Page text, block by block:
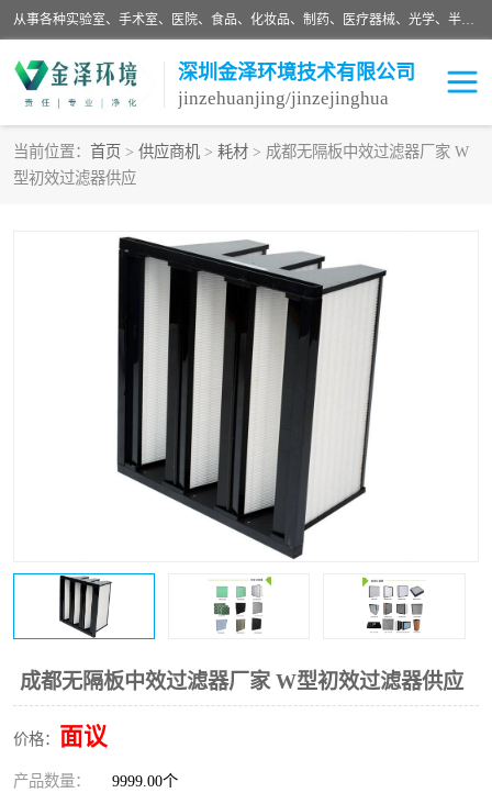
从事各种实验室、手术室、医院、食品、化妆品、制药、医疗器械、光学、半导体、精密电子等无尘车间行业的洁净车间装修设计、净化设备、恒温恒湿空调的设计制作与安装、净化系统工程项目施工及其技术支持服务。
深圳金泽环境技术有限公司
jinzehuanjing/jinzejinghua
当前位置： 首页 > 供应商机 > 耗材 > 成都无隔板中效过滤器厂家 W
型初效过滤器供应
成都无隔板中效过滤器厂家 W型初效过滤器供应
价格： 面议
产品数量： 9999.00个
耗材
GMP车间净化
生命工程
食品饮料
光电车间
过滤器
百级